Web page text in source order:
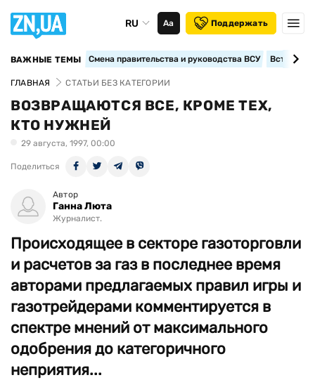
RU Аа Поддержать
ВАЖНЫЕ ТЕМЫ Смена правительства и руководства ВСУ
ГЛАВНАЯ СТАТЬИ БЕЗ КАТЕГОРИИ
ВОЗВРАЩАЮТСЯ ВСЕ, КРОМЕ ТЕХ,
КТО НУЖНЕЙ
29 августа, 1997, 00:00
Поделиться
Автор
Ганна Люта
Журналист.
Происходящее в секторе газоторговли
и расчетов за газ в последнее время
авторами предлагаемых правил игры и
газотрейдерами комментируется в
спектре мнений от максимального
одобрения до категоричного
неприятия...